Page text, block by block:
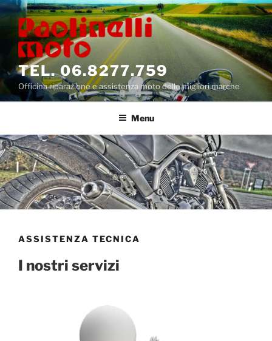
Salta
al
contenuto
TEL. 06.8277.759
Officina riparazione e assistenza moto delle migliori marche
Menu
ASSISTENZA TECNICA
I nostri servizi